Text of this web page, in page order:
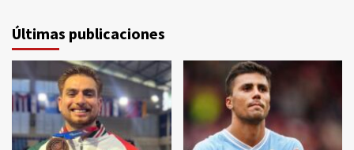
Últimas publicaciones